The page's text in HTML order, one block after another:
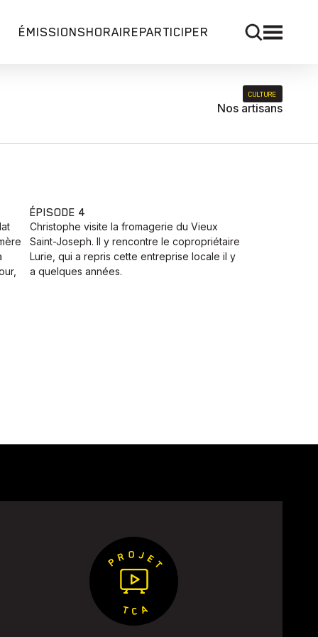
ÉMISSIONSHORAIREPARTICIPER
CULTURE
Nos artisans
ÉPISODE 4
Christophe visite la fromagerie du Vieux
Saint-Joseph. Il y rencontre le copropriétaire
Lurie, qui a repris cette entreprise locale il y
a quelques années.